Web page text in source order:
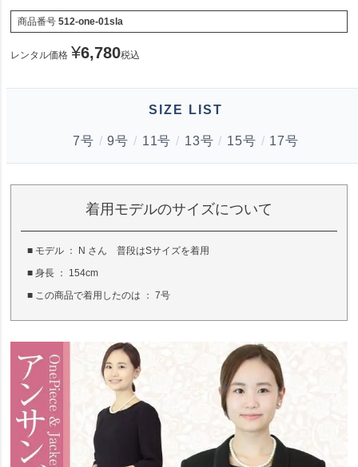
商品番号 512-one-01sla
レンタル価格 ¥6,780税込
SIZE LIST
7号 / 9号 / 11号 / 13号 / 15号 / 17号
着用モデルのサイズについて
■ モデル ： N さん 普段はSサイズを着用
■ 身長 ： 154cm
■ この商品で着用したのは ： 7号